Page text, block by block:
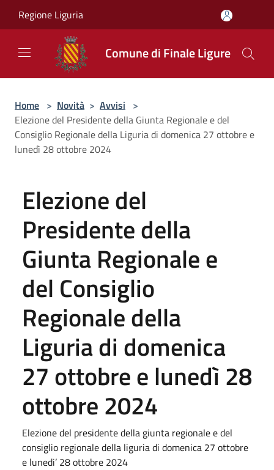
Regione Liguria
Comune di Finale Ligure
Home > Novità > Avvisi >
Elezione del Presidente della Giunta Regionale e del
Consiglio Regionale della Liguria di domenica 27 ottobre e
lunedì 28 ottobre 2024
Elezione del
Presidente della
Giunta Regionale e
del Consiglio
Regionale della
Liguria di domenica
27 ottobre e lunedì 28
ottobre 2024
Elezione del presidente della giunta regionale e del
consiglio regionale della liguria di domenica 27 ottobre
e lunedi’ 28 ottobre 2024